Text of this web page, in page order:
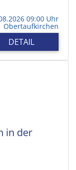
09:00 Uhr
Obertaufkirchen
DETAIL
in der